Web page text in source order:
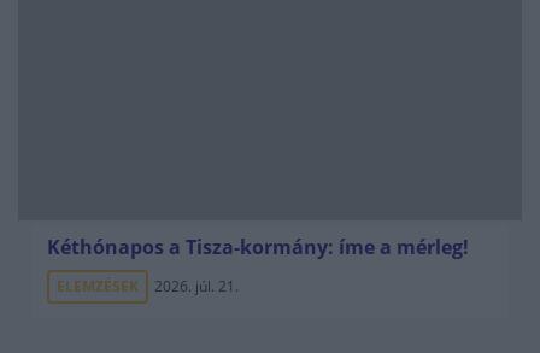
Kéthónapos a Tisza-kormány: íme a mérleg!
ELEMZÉSEK 2026. júl. 21.